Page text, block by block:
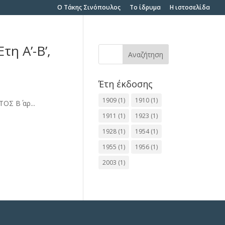
O Τάκης Σινόπουλος To ίδρυμα Η ιστοσελίδα
Α’-Β’,
Β΄ αρ...
Αναζήτηση
Έτη έκδοσης
1909 (1) 1910 (1)
1911 (1) 1923 (1)
1928 (1) 1954(1)
1955 (1) 1956 (1)
2003 (1)